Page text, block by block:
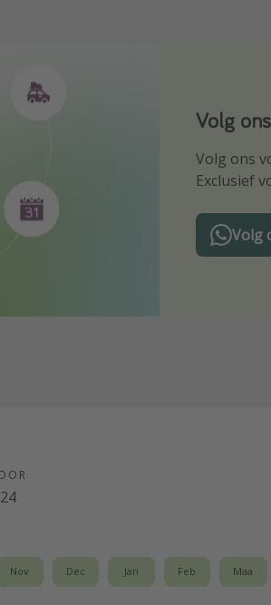
Volg
Volg ons
Exclusief
Volg
Wees als
Nov Dec Jan Feb Maa